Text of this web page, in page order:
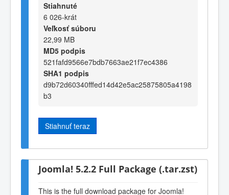
Stiahnuté
6 026-krát
Veľkosť súboru
22,99 MB
MD5 podpis
521fafd9566e7bdb7663ae21f7ec4386
SHA1 podpis
d9b72d60340fffed14d42e5ac25875805a4198
b3
Stiahnuť teraz
Joomla! 5.2.2 Full Package (.tar.zst)
This is the full download package for Joomla!